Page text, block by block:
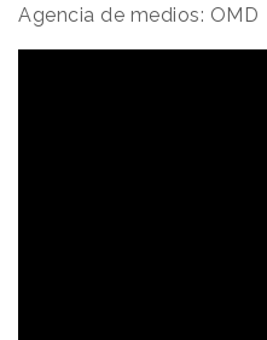
Agencia de medios: OMD